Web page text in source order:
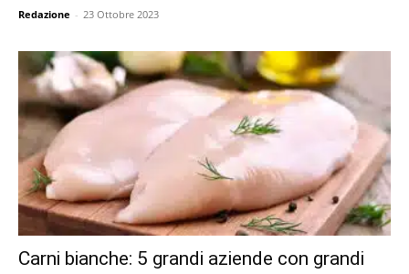
Redazione - 23 Ottobre 2023
Carni bianche: 5 grandi aziende con grandi